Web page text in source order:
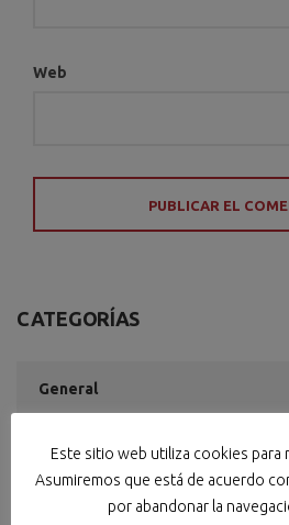
Web
CATEGORÍAS
General
Noticias
Este sitio web utiliza cookies para
Asumiremos que está de acuerdo
por abandonar la